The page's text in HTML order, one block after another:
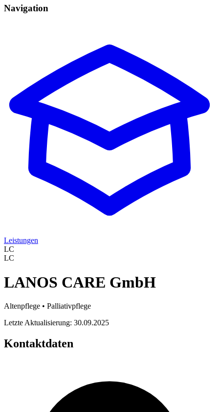
Navigation
Leistungen
LC
LC
LANOS CARE GmbH
Altenpflege • Palliativpflege
Letzte Aktualisierung: 30.09.2025
Kontaktdaten